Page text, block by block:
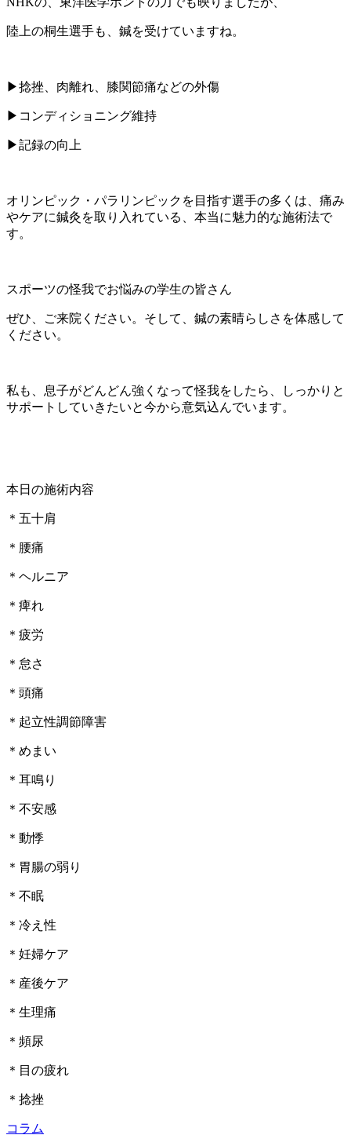
陸上の桐生選手も、鍼を受けていますね。
▶︎捻挫、肉離れ、膝関節痛などの外傷
▶︎コンディショニング維持
▶︎記録の向上
オリンピック・パラリンピックを目指す選手の多くは、痛み
やケアに鍼灸を取り入れている、本当に魅力的な施術法で
す。
スポーツの怪我でお悩みの学生の皆さん
ぜひ、ご来院ください。そして、鍼の素晴らしさを体感して
ください。
私も、息子がどんどん強くなって怪我をしたら、しっかりと
サポートしていきたいと今から意気込んでいます。
本日の施術内容
＊五十肩
＊腰痛
＊ヘルニア
＊痺れ
＊疲労
＊怠さ
＊頭痛
＊起立性調節障害
＊めまい
＊耳鳴り
＊不安感
＊動悸
＊胃腸の弱り
＊不眠
＊冷え性
＊妊婦ケア
＊産後ケア
＊生理痛
＊頻尿
＊目の疲れ
＊捻挫
コラム